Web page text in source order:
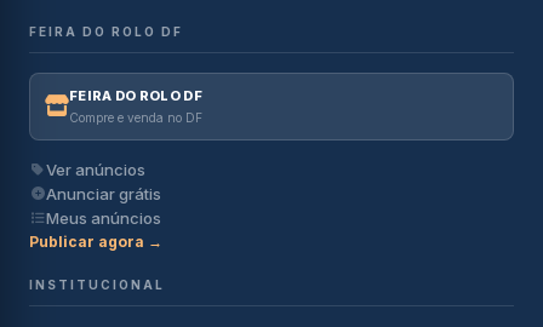
FEIRA DO ROLO DF
FEIRA DO ROLO DF
Compre e venda no DF
Ver anúncios
Anunciar grátis
Meus anúncios
Publicar agora →
INSTITUCIONAL